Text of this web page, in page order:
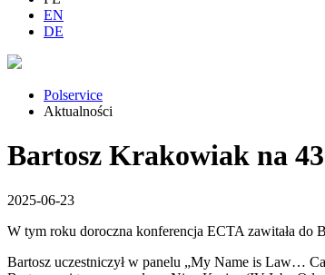
EN
DE
Polservice
Aktualności
Bartosz Krakowiak na
2025-06-23
W tym roku doroczna konferencja ECTA zawitała do
Bartosz uczestniczył w panelu „My Name is Law…